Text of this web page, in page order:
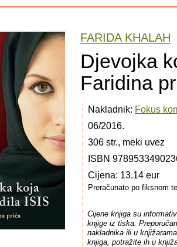
FARIDA KHALAH
Djevojka
Faridina
Nakladnik: Fokus
06/2016.
306 str., meki uvez
ISBN
Cijena: 13.14 eur
Preračunato po fiksnom
Cijene knjiga su
knjige iz tiska.
nakladnika ili u
knjiga, potražite ih u